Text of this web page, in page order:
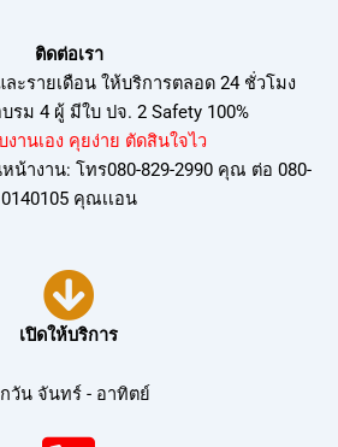
ติดต่อเรา
ะรายเดือน ให้บริการตลอด 24 ชั่วโมง
รม 4 ผู้ มีใบ ปจ. 2 Safety 100%
งานเอง คุยง่าย ตัดสินใจไว
น้างาน: โทร080-829-2990 คุณ ต่อ 080-
0140105 คุณเเอน
เปิดให้บริการ
วัน จันทร์ - อาทิตย์